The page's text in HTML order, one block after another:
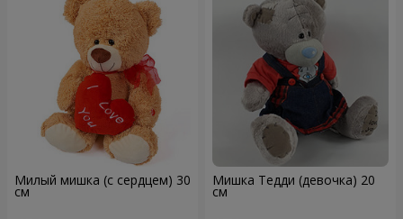
Милый мишка (с сердцем) 30
см
Мишка Тедди (девочка) 20
см